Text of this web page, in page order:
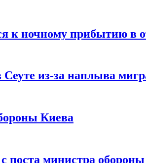
к ночному прибытию в
из-за наплыва
Киева
поста министра